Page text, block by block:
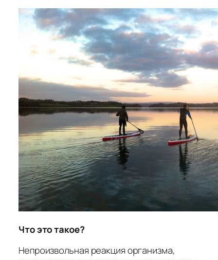
Что это такое?
Непроизвольная реакция организма,